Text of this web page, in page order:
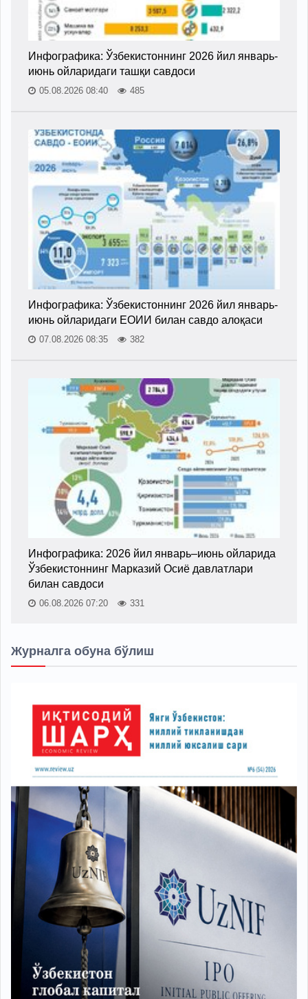
Инфографика: Ўзбекистоннинг 2026 йил январь-
июнь ойларидаги ташқи савдоси
05.08.2026 08:40 485
Инфографика: Ўзбекистоннинг 2026 йил январь-
июнь ойларидаги ЕОИИ билан савдо алоқаси
07.08.2026 08:35 382
Инфографика: 2026 йил январь–июнь ойларида
Ўзбекистоннинг Марказий Осиё давлатлари
билан савдоси
06.08.2026 07:20 331
Журналга обуна бўлиш